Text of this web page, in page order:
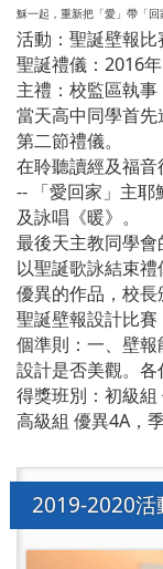
穌一起，重新把「愛」帶「回
活動：聖誕壁報比
聖誕禮儀：2016
主禮：校監區執事
當天高中同學首
第二節禮儀。
在聆聽讀經及福音
-- 「愛回家」 主耶
及詠唱《暖》。
最後天主教同學
以聖誕歌詠結束禮
優異的作品，校長
聖誕壁報設計比
個準則：一、壁報
設計是否美觀。各
得獎班別：初級組
高級組 優異4A，
2019-2020活